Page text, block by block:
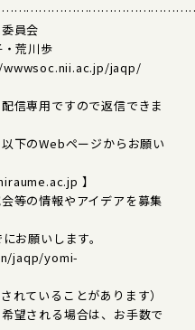
員会
荒川歩
jaqp/
信専用ですので返信できま
下のWebページからお願い
】
等の情報やアイデアを募集
お願いします。
jaqp/yomi-
れていることがあります）
望される場合は、お手数で